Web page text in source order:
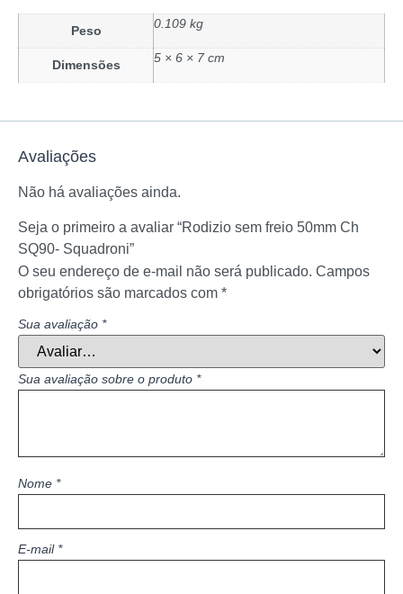
Peso 0.109 kg
Dimensões 5 × 6 × 7 cm
Avaliações
Não há avaliações ainda.
Seja o primeiro a avaliar “Rodizio sem freio 50mm Ch
SQ90- Squadroni”
O seu endereço de e-mail não será publicado. Campos
obrigatórios são marcados com *
Sua avaliação *
Sua avaliação sobre o produto *
Nome *
E-mail *